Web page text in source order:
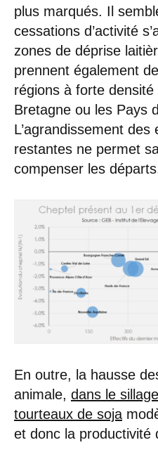
plus marqués. Il
cessations d’activité
zones de déprise
prennent également
régions à forte
Bretagne ou les Pays
L’agrandissement
restantes ne permet
compenser les
En outre, la hausse
animale, dans le
tourteaux de soja
et donc la productivité